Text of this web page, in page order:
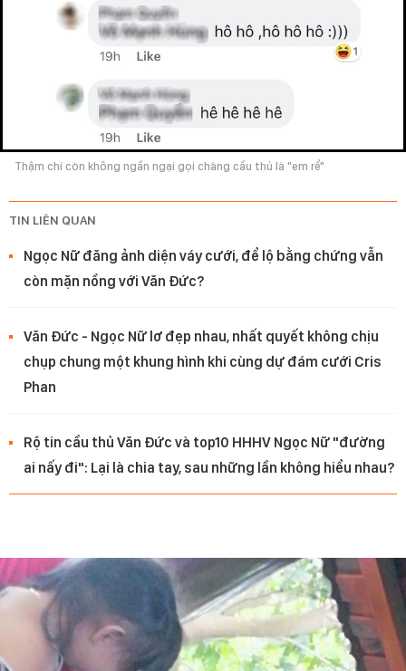
Thậm chí còn không ngần ngại gọi chàng cầu thủ là "em rể"
TIN LIÊN QUAN
Ngọc Nữ đăng ảnh diện váy cưới, để lộ bằng chứng vẫn
còn mặn nồng với Văn Đức?
Văn Đức - Ngọc Nữ lơ đẹp nhau, nhất quyết không chịu
chụp chung một khung hình khi cùng dự đám cưới Cris
Phan
Rộ tin cầu thủ Văn Đức và top10 HHHV Ngọc Nữ "đường
ai nấy đi": Lại là chia tay, sau những lần không hiểu nhau?